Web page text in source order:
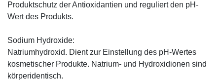
Produktschutz der Antioxidantien und reguliert den pH-
Wert des Produkts.
Sodium Hydroxide:
Natriumhydroxid. Dient zur Einstellung des pH-Wertes
kosmetischer Produkte. Natrium- und Hydroxidionen sind
körperidentisch.